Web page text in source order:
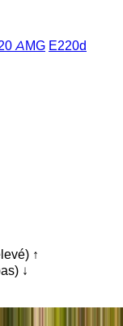
AMG E220d
↑
↓